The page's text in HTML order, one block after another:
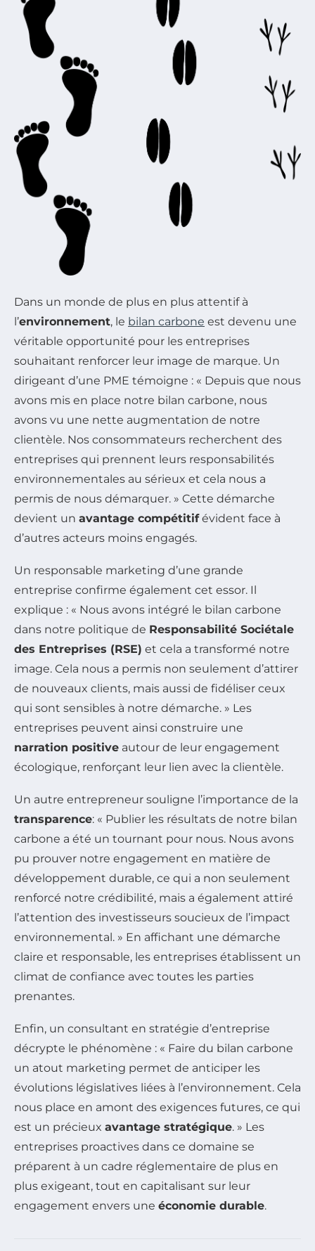
Dans un monde de plus en plus attentif à
l’environnement, le bilan carbone est devenu une
véritable opportunité pour les entreprises
souhaitant renforcer leur image de marque. Un
dirigeant d’une PME témoigne : « Depuis que nous
avons mis en place notre bilan carbone, nous
avons vu une nette augmentation de notre
clientèle. Nos consommateurs recherchent des
entreprises qui prennent leurs responsabilités
environnementales au sérieux et cela nous a
permis de nous démarquer. » Cette démarche
devient un avantage compétitifévident face à
d’autres acteurs moins engagés.
Un responsable marketing d’une grande
entreprise confirme également cet essor. Il
explique : « Nous avons intégré le bilan carbone
dans notre politique de Responsabilité Sociétale
des Entreprises (RSE) et cela a transformé notre
image. Cela nous a permis non seulement d’attirer
de nouveaux clients, mais aussi de fidéliser ceux
qui sont sensibles à notre démarche. » Les
entreprises peuvent ainsi construire une
narration positive autour de leur engagement
écologique, renforçant leur lien avec la clientèle.
Un autre entrepreneur souligne l’importance de la
transparence: « Publier les résultats de notre bilan
carbone a été un tournant pour nous. Nous avons
pu prouver notre engagement en matière de
développement durable, ce qui a non seulement
renforcé notre crédibilité, mais a également attiré
l’attention des investisseurs soucieux de l’impact
environnemental. » En affichant une démarche
claire et responsable, les entreprises établissent un
climat de confiance avec toutes les parties
prenantes.
Enfin, un consultant en stratégie d’entreprise
décrypte le phénomène : « Faire du bilan carbone
un atout marketing permet de anticiper les
évolutions législatives liées à l’environnement. Cela
nous place en amont des exigences futures, ce qui
est un précieux avantage stratégique. » Les
entreprises proactives dans ce domaine se
préparent à un cadre réglementaire de plus en
plus exigeant, tout en capitalisant sur leur
engagement envers une économie durable.